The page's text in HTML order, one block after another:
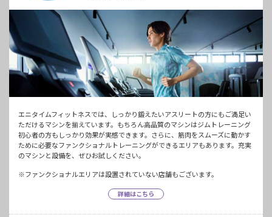
エニタイムフィットネスでは、しっかり鍛えたいアスリートの方にもご満足い
ただけるマシンを揃えています。もちろん高品質のマシンはジムトレーニング
初心者の方もしっかり効果が実感できます。さらに、筋肉をスムーズに動かす
ために必要なファンクショナルトレーニングができるエリアもあります。充実
のマシンと設備を、ぜひお試しください。
※ファンクショナルエリアは設置されていない店舗もございます。
詳細はこちら